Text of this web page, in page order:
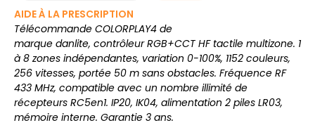
AIDE À LA PRESCRIPTION
Télécommande COLORPLAY4 de
marque danlite, contrôleur RGB+CCT HF tactile multizone. 1
à 8 zones indépendantes, variation 0-100%, 1152 couleurs,
256 vitesses, portée 50 m sans obstacles. Fréquence RF
433 MHz, compatible avec un nombre illimité de
récepteurs RC5en1. IP20, IK04, alimentation 2 piles LR03,
mémoire interne. Garantie 3 ans.